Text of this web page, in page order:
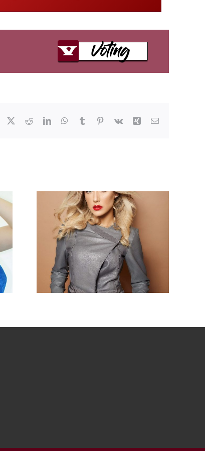
Facebook RedditLinkedInWhatsApp
Tumblr Pinterest
Vk Xing E-